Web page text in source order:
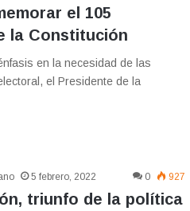
el 105
la Constitución
en la necesidad de las
el Presidente de la
5 febrero, 2022 0 927
triunfo de la política